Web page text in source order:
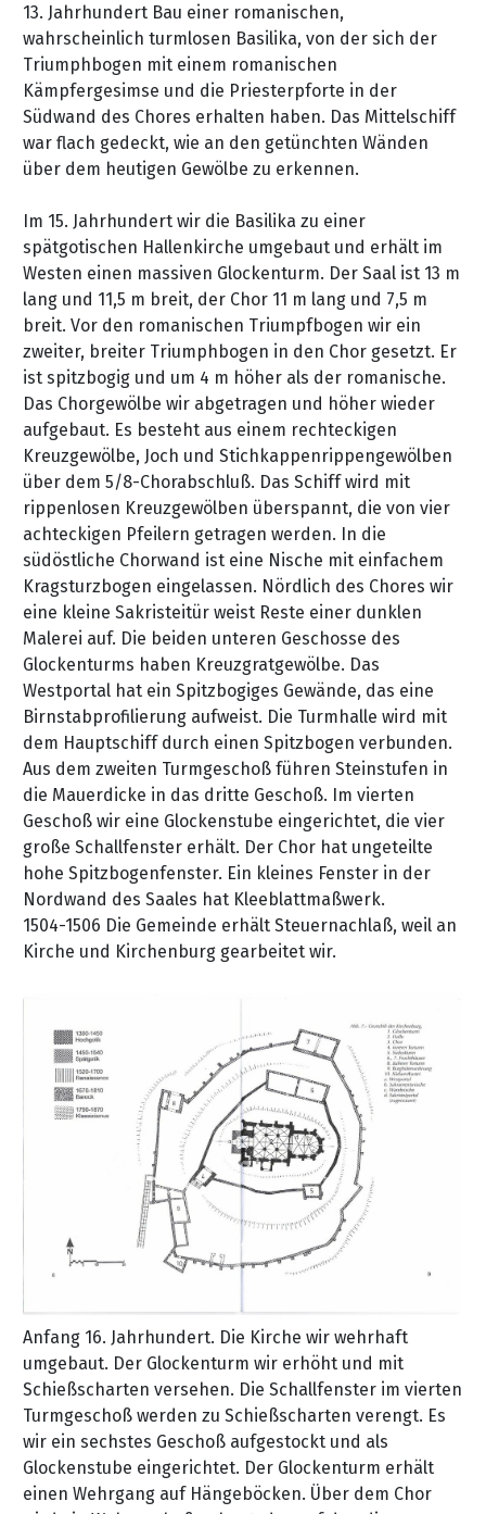
13. Jahrhundert Bau einer romanischen,
wahrscheinlich turmlosen Basilika, von der sich der
Triumphbogen mit einem romanischen
Kämpfergesimse und die Priesterpforte in der
Südwand des Chores erhalten haben. Das Mittelschiff
war flach gedeckt, wie an den getünchten Wänden
über dem heutigen Gewölbe zu erkennen.
Im 15. Jahrhundert wir die Basilika zu einer
spätgotischen Hallenkirche umgebaut und erhält im
Westen einen massiven Glockenturm. Der Saal ist 13 m
lang und 11,5 m breit, der Chor 11 m lang und 7,5 m
breit. Vor den romanischen Triumpfbogen wir ein
zweiter, breiter Triumphbogen in den Chor gesetzt. Er
ist spitzbogig und um 4 m höher als der romanische.
Das Chorgewölbe wir abgetragen und höher wieder
aufgebaut. Es besteht aus einem rechteckigen
Kreuzgewölbe, Joch und Stichkappenrippengewölben
über dem 5/8-Chorabschluß. Das Schiff wird mit
rippenlosen Kreuzgewölben überspannt, die von vier
achteckigen Pfeilern getragen werden. In die
südöstliche Chorwand ist eine Nische mit einfachem
Kragsturzbogen eingelassen. Nördlich des Chores wir
eine kleine Sakristeitür weist Reste einer dunklen
Malerei auf. Die beiden unteren Geschosse des
Glockenturms haben Kreuzgratgewölbe. Das
Westportal hat ein Spitzbogiges Gewände, das eine
Birnstabprofilierung aufweist. Die Turmhalle wird mit
dem Hauptschiff durch einen Spitzbogen verbunden.
Aus dem zweiten Turmgeschoß führen Steinstufen in
die Mauerdicke in das dritte Geschoß. Im vierten
Geschoß wir eine Glockenstube eingerichtet, die vier
große Schallfenster erhält. Der Chor hat ungeteilte
hohe Spitzbogenfenster. Ein kleines Fenster in der
Nordwand des Saales hat Kleeblattmaßwerk.
1504-1506 Die Gemeinde erhält Steuernachlaß, weil an
Kirche und Kirchenburg gearbeitet wir.
Anfang 16. Jahrhundert. Die Kirche wir wehrhaft
umgebaut. Der Glockenturm wir erhöht und mit
Schießscharten versehen. Die Schallfenster im vierten
Turmgeschoß werden zu Schießscharten verengt. Es
wir ein sechstes Geschoß aufgestockt und als
Glockenstube eingerichtet. Der Glockenturm erhält
einen Wehrgang auf Hängeböcken. Über dem Chor